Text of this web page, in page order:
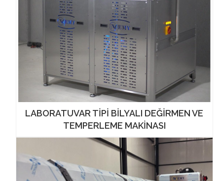
LABORATUVAR TİPİ BİLYALI DEĞİRMEN VE
TEMPERLEME MAKİNASI